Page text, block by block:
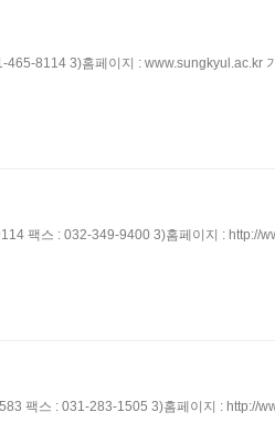
8114 3)홈페이지 : www.sungkyul.ac.kr
팩스 : 032-349-9400 3)홈페이지 : http://
팩스 : 031-283-1505 3)홈페이지 : http://